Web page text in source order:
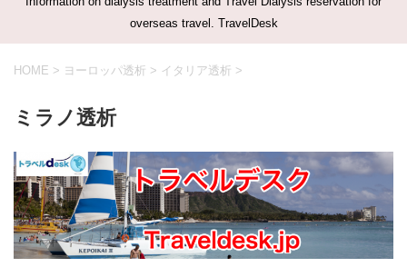
overseas travel. TravelDesk
HOME > ヨーロッパ透析 > イタリア透析 >
ミラノ透析